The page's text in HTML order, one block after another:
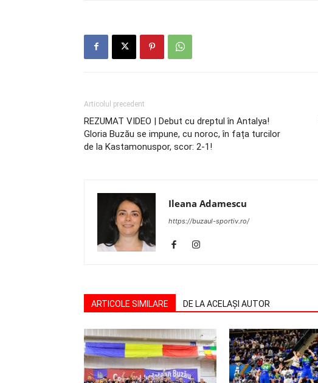
Articolul precedent
REZUMAT VIDEO | Debut cu dreptul în Antalya!
Gloria Buzău se impune, cu noroc, în fața turcilor
de la Kastamonuspor, scor: 2-1!
Ileana Adamescu
https://buzaul-sportiv.ro/
ARTICOLE SIMILARE DE LA ACELAȘI AUTOR